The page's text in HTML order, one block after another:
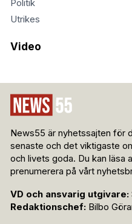
Politik
Utrikes
Video
News55 är nyhetssajten för
senaste och det viktigaste
och livets goda. Du kan läsa
prenumerera på vårt
VD och ansvarig utgivare:
Redaktionschef: Bilbo